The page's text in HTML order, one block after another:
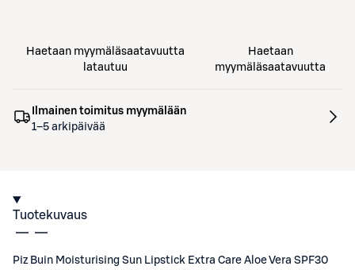
Haetaan myymäläsaatavuutta
latautuu
Haetaan
myymäläsaatavuutta
Ilmainen toimitus myymälään
1–5 arkipäivää
Tuotekuvaus
Piz Buin Moisturising Sun Lipstick Extra Care Aloe Vera SPF30